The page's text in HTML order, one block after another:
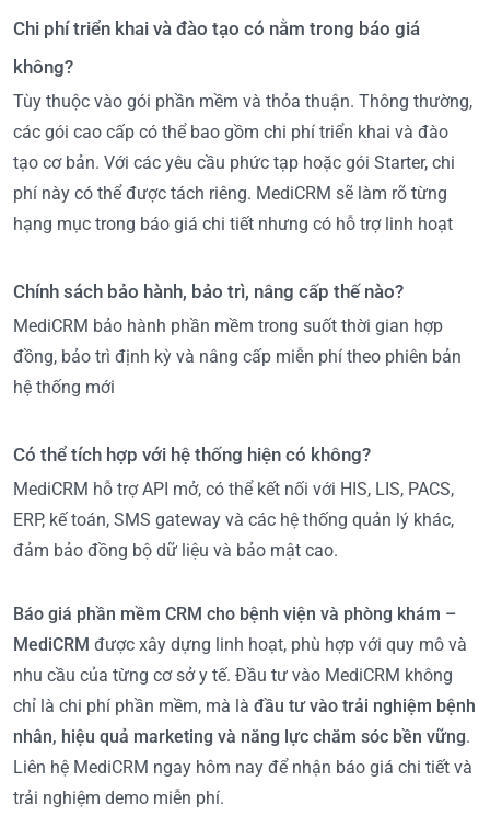
Chi phí triển khai và đào tạo có nằm trong báo giá
không?
Tùy thuộc vào gói phần mềm và thỏa thuận. Thông thường,
các gói cao cấp có thể bao gồm chi phí triển khai và đào
tạo cơ bản. Với các yêu cầu phức tạp hoặc gói Starter, chi
phí này có thể được tách riêng. MediCRM sẽ làm rõ từng
hạng mục trong báo giá chi tiết nhưng có hỗ trợ linh hoạt
Chính sách bảo hành, bảo trì, nâng cấp thế nào?
MediCRM bảo hành phần mềm trong suốt thời gian hợp
đồng, bảo trì định kỳ và nâng cấp miễn phí theo phiên bản
hệ thống mới
Có thể tích hợp với hệ thống hiện có không?
MediCRM hỗ trợ API mở, có thể kết nối với HIS, LIS, PACS,
ERP, kế toán, SMS gateway và các hệ thống quản lý khác,
đảm bảo đồng bộ dữ liệu và bảo mật cao.
Báo giá phần mềm CRM cho bệnh viện và phòng khám –
MediCRM được xây dựng linh hoạt, phù hợp với quy mô và
nhu cầu của từng cơ sở y tế. Đầu tư vào MediCRM không
chỉ là chi phí phần mềm, mà là đầu tư vào trải nghiệm bệnh
nhân, hiệu quả marketing và năng lực chăm sóc bền vững.
Liên hệ MediCRM ngay hôm nay để nhận báo giá chi tiết và
trải nghiệm demo miễn phí.